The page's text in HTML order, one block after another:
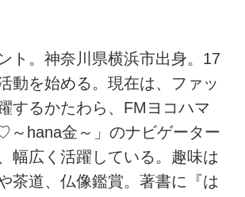
ト。神奈川県横浜市出身。17
動を始める。現在は、ファッ
するかたわら、FMヨコハマ
～hana金～」のナビゲーター
幅広く活躍している。趣味は
茶道、仏像鑑賞。著書に『は